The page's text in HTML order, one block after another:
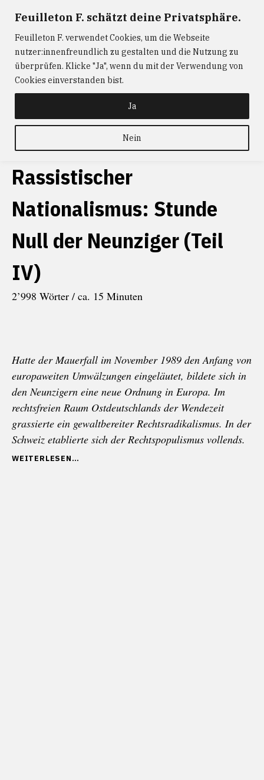
Feuilleton F. schätzt deine Privatsphäre.
Feuilleton F. verwendet Cookies, um die Webseite
nutzer:innenfreundlich zu gestalten und die Nutzung zu
überprüfen. Klicke "Ja", wenn du mit der Verwendung von
Cookies einverstanden bist.
Nein
Ja
Inhalt
springen
FEUILLETON F. — Journalismus mit Raum und Zeit
ABONNIEREN FEUILLETON F.
DER
W@RTIST
NEWS KONTAKT
schlagwort
Thomas
Maissen
Rassistischer
Nationalismus: Stunde
Null der Neunziger (Teil
IV)
2’998 Wörter / ca. 15 Minuten
Hatte der Mauerfall im November 1989 den Anfang von
europaweiten Umwälzungen eingeläutet, bildete sich in
den Neunzigern eine neue Ordnung in Europa. Im
rechtsfreien Raum Ostdeutschlands der Wendezeit
grassierte ein gewaltbereiter Rechtsradikalismus. In der
Schweiz etablierte sich der Rechtspopulismus vollends.
„RASSISTISCHER
WEITERLESEN